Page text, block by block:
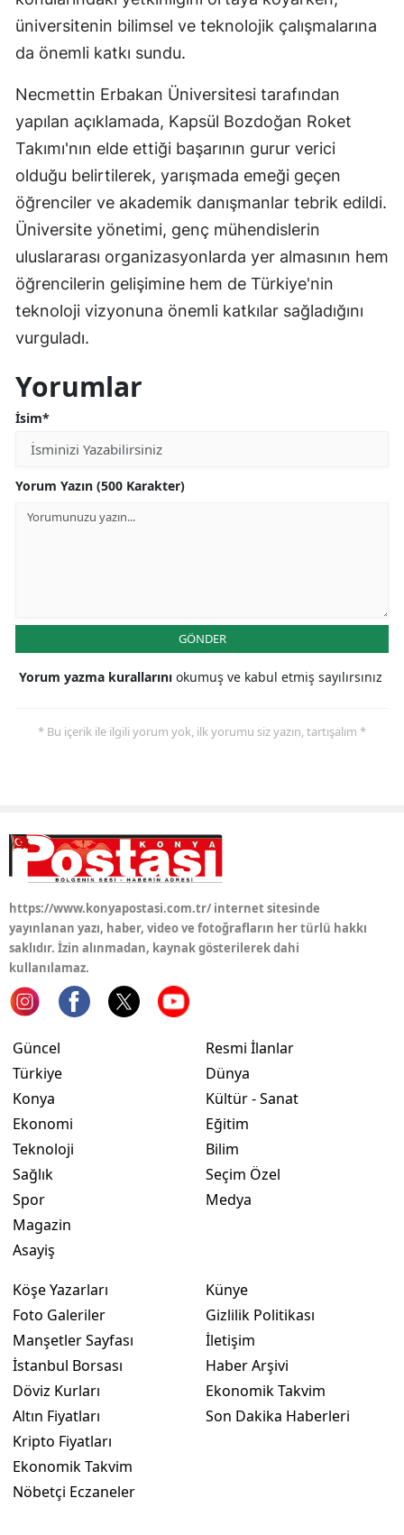
Kahramanmaraş
Muğla
Muş
Nevşehir
Niğde
Ordu
Rize
Sakarya
Şanlıurfa
Uşak
Karaman
Kırıkkale
Bartın
Ardahan
Yalova
Düzce
üniversitenin bilimsel ve teknolojik çalışmalarına
da önemli katkı sundu.
Necmettin Erbakan Üniversitesi tarafından
yapılan açıklamada, Kapsül Bozdoğan Roket
Takımı'nın elde ettiği başarının gurur verici
olduğu belirtilerek, yarışmada emeği geçen
öğrenciler ve akademik danışmanlar tebrik edildi.
Üniversite yönetimi, genç mühendislerin
uluslararası organizasyonlarda yer almasının hem
öğrencilerin gelişimine hem de Türkiye'nin
teknoloji vizyonuna önemli katkılar sağladığını
vurguladı.
Yorumlar
İsim*
Yorum Yazın (500 Karakter)
GÖNDER
Yorum yazma kurallarını okumuş ve kabul etmiş sayılırsınız
* Bu içerik ile ilgili yorum yok, ilk yorumu siz yazın, tartışalım *
https://www.konyapostasi.com.tr/ internet sitesinde
yayınlanan yazı, haber, video ve fotoğrafların her türlü hakkı
saklıdır. İzin alınmadan, kaynak gösterilerek dahi
kullanılamaz.
Güncel
Türkiye
Konya
Ekonomi
Teknoloji
Sağlık
Spor
Magazin
Asayiş
Resmi İlanlar
Dünya
Kültür - Sanat
Eğitim
Bilim
Seçim Özel
Medya
Köşe Yazarları
Foto Galeriler
Manşetler Sayfası
İstanbul Borsası
Döviz Kurları
Altın Fiyatları
Kripto Fiyatları
Ekonomik Takvim
Nöbetçi Eczaneler
Künye
Gizlilik Politikası
İletişim
Haber Arşivi
Ekonomik Takvim
Son Dakika Haberleri